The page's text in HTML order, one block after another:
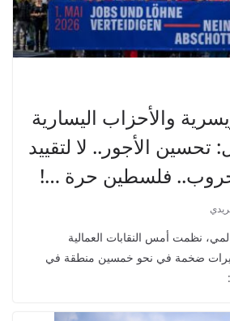
والأحزاب اليسارية
تحسين الأجور.. لا لتقييد
فلسطين حرة …!
نظمت أمس النقابات العمالية
ضخمة في نحو خمسين منطقة في